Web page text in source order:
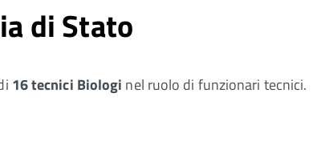
di Stato
16 tecnici Biologi nel ruolo di funzionari tecnici.